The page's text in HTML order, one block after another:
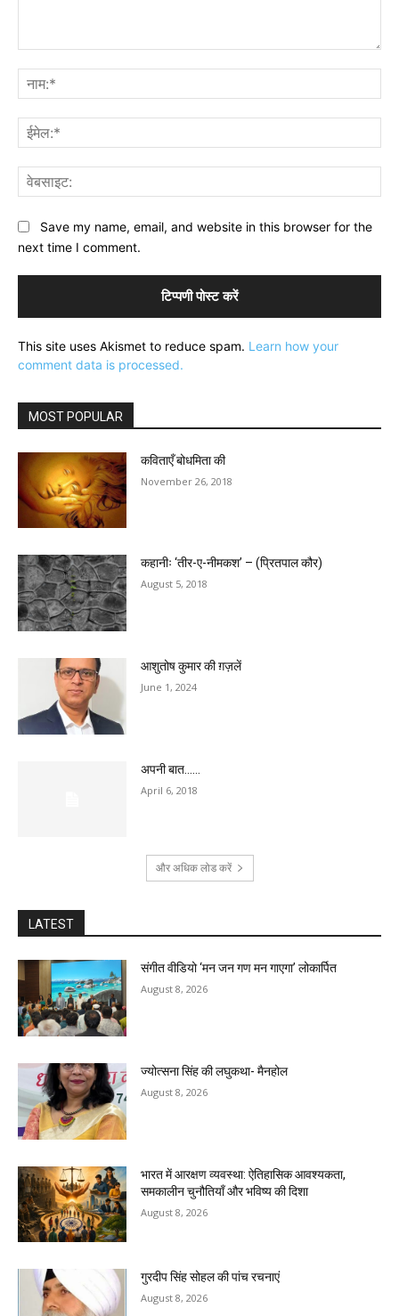
Save my name, email, and website in this browser for the
next time I comment.
This site uses Akismet to reduce spam. Learn how your
comment data is processed.
MOST POPULAR
कविताएँ बोधमिता की
November 26, 2018
कहानीः ‘तीर-ए-नीमकश’ – (प्रितपाल कौर)
August 5, 2018
आशुतोष कुमार की ग़ज़लें
June 1, 2024
अपनी बात……
April 6, 2018
और अधिक लोड करें
LATEST
संगीत वीडियो ‘मन जन गण मन गाएगा’ लोकार्पित
August 8, 2026
ज्योत्सना सिंह की लघुकथा- मैनहोल
August 8, 2026
भारत में आरक्षण व्यवस्था: ऐतिहासिक आवश्यकता,
समकालीन चुनौतियाँ और भविष्य की दिशा
August 8, 2026
गुरदीप सिंह सोहल की पांच रचनाएं
August 8, 2026